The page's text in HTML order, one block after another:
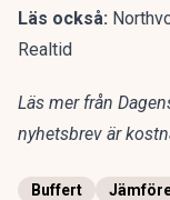
Läs också:
Realtid
Läs mer från
nyhetsbrev är
Buffert